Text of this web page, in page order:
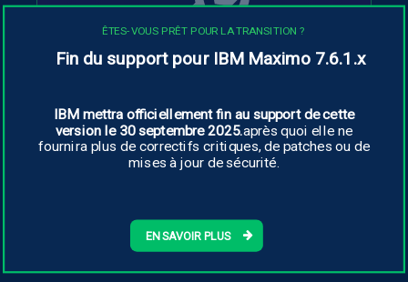
Instana ne se contente pas de voir, elle
comprend. En intégrant des données
provenant de toutes les sources, elle offre
stratégiques.
EN SAVOIR PLUS
ÊTES-VOUS PRÊT POUR LA TRANSITION ?
Fin du support pour IBM Maximo 7.6.1.x
IBM mettra officiellement fin au support de cette
version le 30 septembre 2025.après quoi elle ne
fournira plus de correctifs critiques, de patches ou de
mises à jour de sécurité.